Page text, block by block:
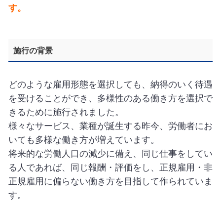
す。
施行の背景
どのような雇用形態を選択しても、納得のいく待遇
を受けることができ、多様性のある働き方を選択で
きるために施行されました。
様々なサービス、業種が誕生する昨今、労働者にお
いても多様な働き方が増えています。
将来的な労働人口の減少に備え、同じ仕事をしてい
る人であれば、同じ報酬・評価をし、正規雇用・非
正規雇用に偏らない働き方を目指して作られていま
す。